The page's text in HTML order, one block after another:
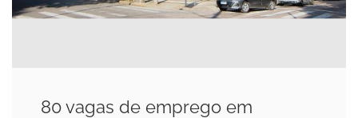
80 vagas de emprego em